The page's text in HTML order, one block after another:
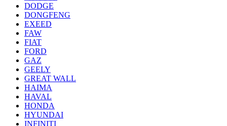
DODGE
DONGFENG
EXEED
FAW
FIAT
FORD
GAZ
GEELY
GREAT WALL
HAIMA
HAVAL
HONDA
HYUNDAI
INFINITI